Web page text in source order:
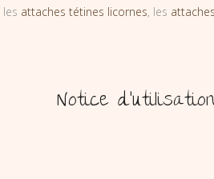
attaches tétines licornes, les
Notice